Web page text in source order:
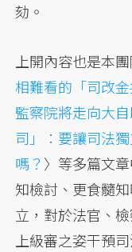
劾。
上開內容也是本
相難看的「司改金
監察院將走向大
司」：要讓司法
嗎？ 〉等多篇文
知檢討、更食髓
立，對於法官、
上級審之姿干預